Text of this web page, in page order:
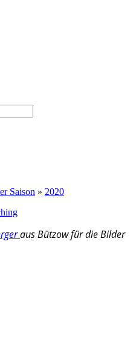
Saison » 2020
aus Bützow für die Bilder